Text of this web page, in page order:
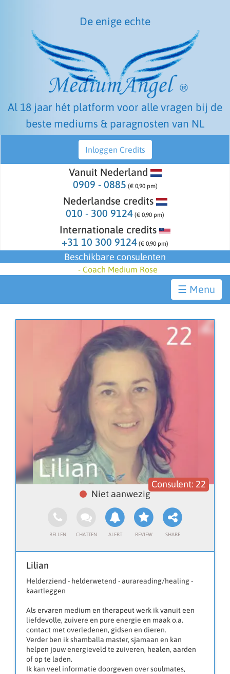
De enige echte
Al 18 jaar hét platform voor alle vragen bij de
beste mediums & paragnosten van NL
Inloggen Credits
Vanuit Nederland
0909 - 0885 (€ 0,90 pm)
Nederlandse credits
010 - 300 9124 (€ 0,90 pm)
Internationale credits
+31 10 300 9124 (€ 0,90 pm)
Beschikbare consulenten
- Coach Medium Rose
☰
22
Lilian
Helderziend - helderwetend - aurareading/healing -
kaartleggen
Als ervaren medium en therapeut werk ik vanuit een
liefdevolle, zuivere en pure energie en maak o.a.
contact met overledenen, gidsen en dieren.
Verder ben ik shamballa master, sjamaan en kan
helpen jouw energieveld te zuiveren, healen, aarden
of op te laden.
Ik kan veel informatie doorgeven over soulmates,